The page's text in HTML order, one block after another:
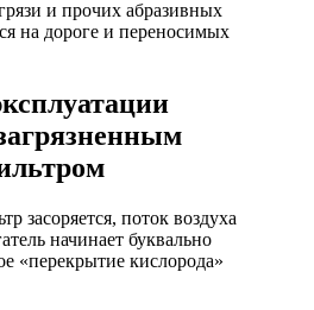
и прочих абразивных
на дороге и переносимых
засоряется, поток воздуха
начинает буквально
«перекрытие кислорода»